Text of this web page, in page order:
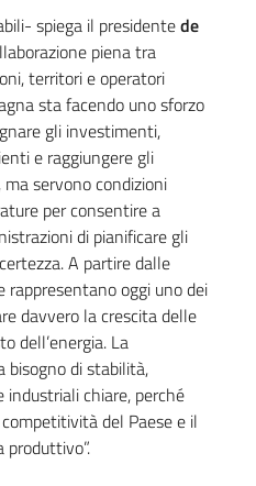
spiega il presidentede
piena tra
territori e operatori
sta facendo uno sforzo
gli investimenti,
e raggiungere gli
servono condizioni
per consentire a
di pianificare gli
A partire dalle
rappresentano oggi uno dei
davvero la crescita delle
dell’energia. La
bisogno di stabilità,
industriali chiare, perché
del Paese e il